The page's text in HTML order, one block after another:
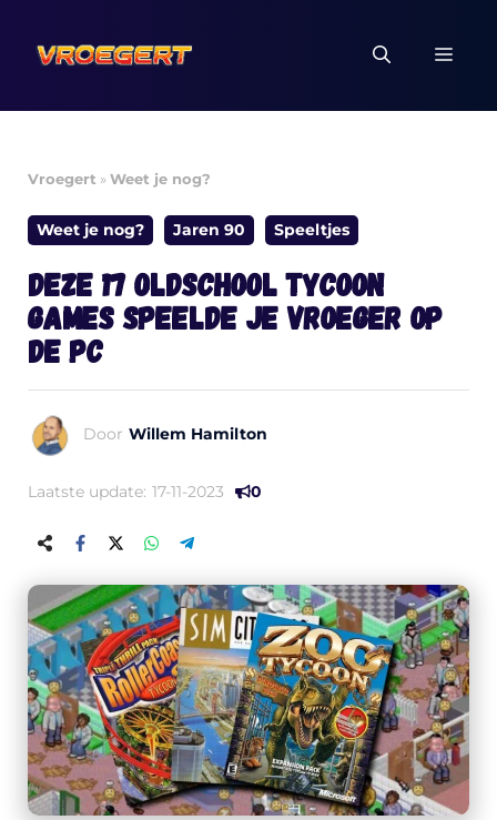
naar
inhoud
Vroegert »Weet je nog?
Weet je nog? Jaren 90 Speeltjes
Deze 17 oldschool tycoon
games speelde je vroeger op
de PC
Door Willem Hamilton
Laatste update: 17-11-2023 0